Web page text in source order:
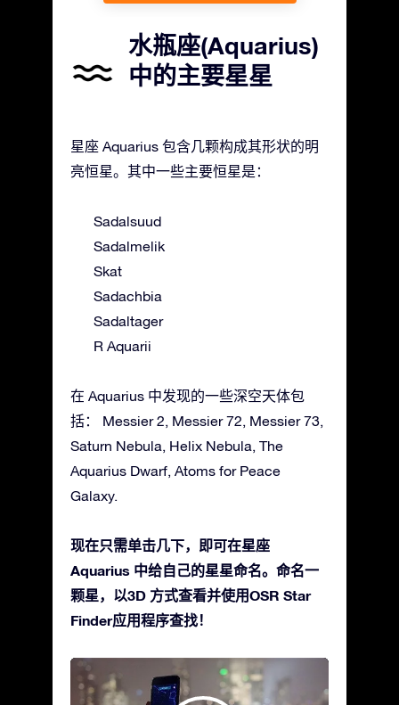
水瓶座(Aquarius)
中的主要星星
星座 Aquarius 包含几颗构成其形状的明
亮恒星。其中一些主要恒星是：
Sadalsuud
Sadalmelik
Skat
Sadachbia
Sadaltager
R Aquarii
在 Aquarius 中发现的一些深空天体包
括： Messier 2, Messier 72, Messier 73,
Saturn Nebula, Helix Nebula, The
Aquarius Dwarf, Atoms for Peace
Galaxy.
现在只需单击几下，即可在星座
Aquarius 中给自己的星星命名。命名一
颗星，以3D 方式查看并使用OSR Star
Finder应用程序查找！